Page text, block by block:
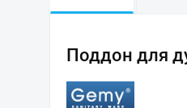
Поддон для